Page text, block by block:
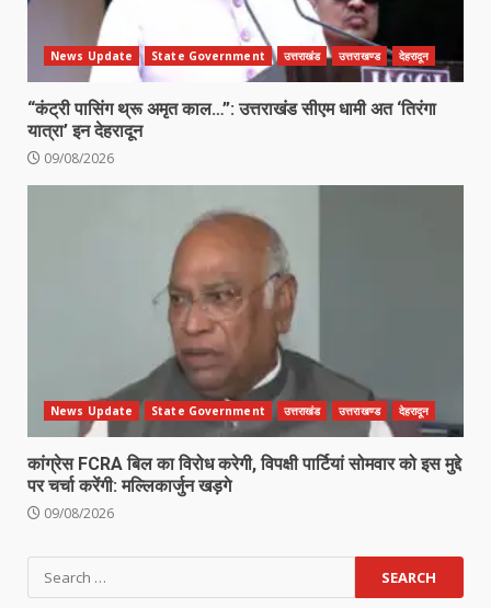
News Update State Government उत्तराखंड उत्तराखण्ड देहरादून
“कंट्री पासिंग थ्रू अमृत काल…”: उत्तराखंड सीएम धामी अत ‘तिरंगा
यात्रा’ इन देहरादून
09/08/2026
News Update State Government उत्तराखंड उत्तराखण्ड देहरादून
कांग्रेस FCRA बिल का विरोध करेगी, विपक्षी पार्टियां सोमवार को इस मुद्दे
पर चर्चा करेंगी: मल्लिकार्जुन खड़गे
09/08/2026
Search
for: